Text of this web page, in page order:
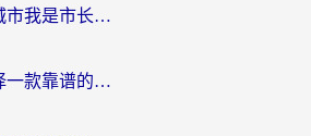
意大利怎么玩模拟城市我是市长？海外党国服游戏加速终极攻略（附三国3量子特攻解决办法）
人在海外，如何选择一款靠谱的玩剑灵2加速器？